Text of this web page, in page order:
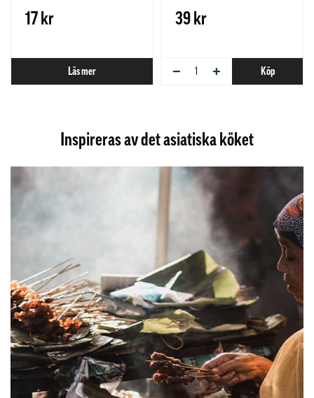
17 kr
Läs mer
39 kr
− + Köp
Inspireras av det asiatiska köket